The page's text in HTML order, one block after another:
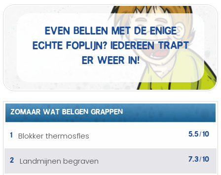
Even bellen met de enige
echte foplijn? Iedereen trapt
er weer in!
ZOMAAR WAT BELGEN GRAPPEN
1
Blokker thermosfles 5.5/10
2 Landmijnen begraven 7.3/10